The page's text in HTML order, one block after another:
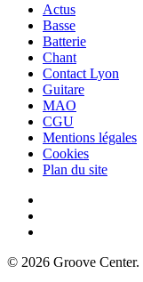
Actus
Basse
Batterie
Chant
Contact Lyon
Guitare
MAO
CGU
Mentions légales
Cookies
Plan du site
© 2026 Groove Center.